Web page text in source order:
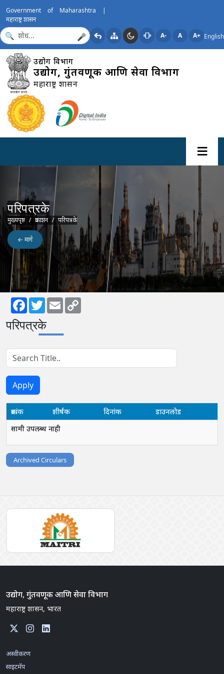
Government of Maharashtra |
महाराष्ट्र शासन
🎤 A- A A+ English
उद्योग विभाग
उद्योग, गुंतवणूक आणि सेवा विभाग
महाराष्ट्र शासन
परिपत्रके
Breadcrumb
मुख्यपृष्ठ प्रकाशन परिपत्रके
← मागे
FacebookTwitterEmail
परिपत्रके
क्रमांक शीर्षक दिनांक
डाउनलोड
सामग्री उपलब्ध नाही
Archived Circulars
उद्योग, गुंतवणूक आणि सेवा विभाग
महाराष्ट्र शासन, भारत
अस्वीकरण
साइटमॅप